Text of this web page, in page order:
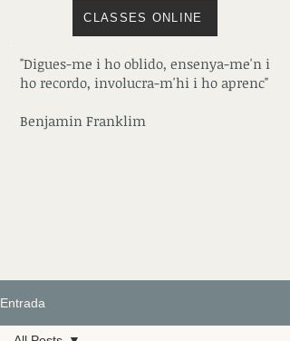
CLASSES ONLINE
"Digues-me i ho oblido, ensenya-me'n i
ho recordo, involucra-m'hi i ho aprenc"
Benjamin Franklim
Entrada